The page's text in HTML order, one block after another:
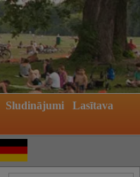
Sludinājumi
Lasītava